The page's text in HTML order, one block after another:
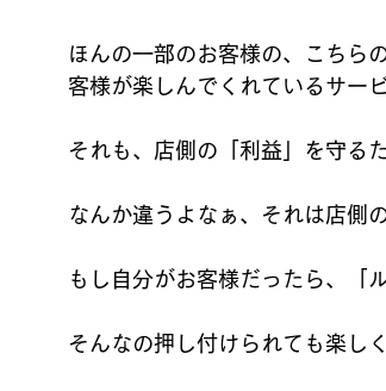
ほんの一部のお客様の、こちら
客様が楽しんでくれているサー
それも、店側の「利益」を守るた
なんか違うよなぁ、それは店側
もし自分がお客様だったら、「
そんなの押し付けられても楽し